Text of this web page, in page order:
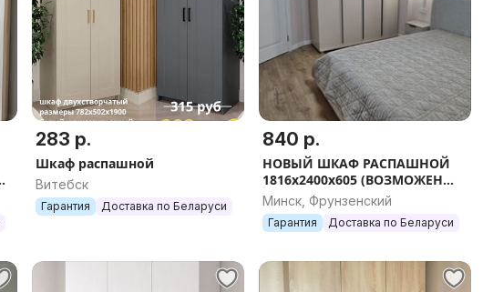
283 р.
Шкаф распашной
Витебск
Гарантия Доставка по Беларуси
840 р.
НОВЫЙ ШКАФ РАСПАШНОЙ
1816х2400х605 (ВОЗМОЖЕН
ВЫБОР НАПОЛНЕНИЯ/
РАЗМЕРА/ ЦВЕТА)
Минск, Фрунзенский
Гарантия Доставка по Беларуси